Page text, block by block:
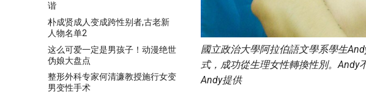
谐
朴成贤成人变成跨性别者,古老新
人物名单2
这么可爱一定是男孩子！动漫绝世
伪娘大盘点
整形外科专家何清濂教授施行女变
男变性手术
國立政治大學阿拉伯語文學系學生
式，成功從生理女性轉換性別。
Andy提供